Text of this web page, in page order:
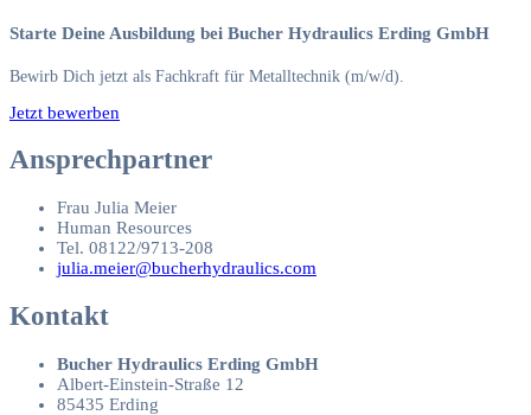
Starte Deine Ausbildung bei Bucher Hydraulics Erding GmbH
Bewirb Dich jetzt als Fachkraft für Metalltechnik (m/w/d).
Jetzt bewerben
Ansprechpartner
Frau Julia Meier
Human Resources
Tel. 08122/9713-208
julia.meier@bucherhydraulics.com
Kontakt
Bucher Hydraulics Erding GmbH
Albert-Einstein-Straße 12
85435 Erding